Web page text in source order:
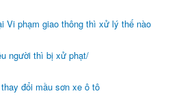
Vi phạm giao thông thì xử lý thế nào
người thì bị xử phạt/
đổi mầu sơn xe ô tô